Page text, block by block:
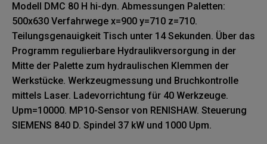
Modell DMC 80 H hi-dyn. Abmessungen Paletten:
500x630 Verfahrwege x=900 y=710 z=710.
Teilungsgenauigkeit Tisch unter 14 Sekunden. Über das
Programm regulierbare Hydraulikversorgung in der
Mitte der Palette zum hydraulischen Klemmen der
Werkstücke. Werkzeugmessung und Bruchkontrolle
mittels Laser. Ladevorrichtung für 40 Werkzeuge.
Upm=10000. MP10-Sensor von RENISHAW. Steuerung
SIEMENS 840 D. Spindel 37 kW und 1000 Upm.